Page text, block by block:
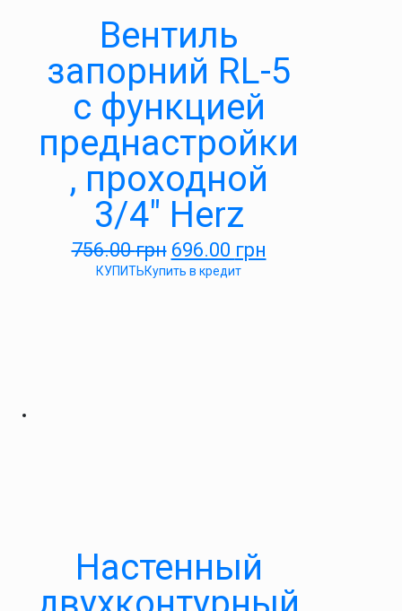
Вентиль
запорний RL-5
c функцией
преднастройки
, проходной
3/4″ Herz
756.00грн 696.00 грн
КУПИТЬКупить в кредит
Настенный